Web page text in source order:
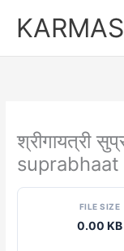
श्रीगायत्री
suprabhaat
FILE SIZE
0.00 KB